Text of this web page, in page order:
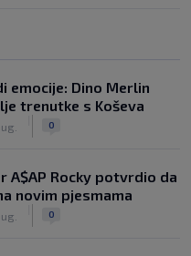
emocije: Dino Merlin
trenutke s Koševa
0
A$AP Rocky potvrdio da
novim pjesmama
0